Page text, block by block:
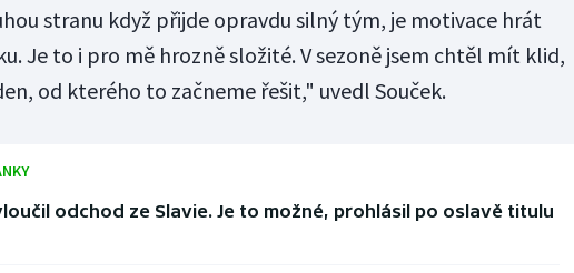
stranu když přijde opravdu silný tým, je motivace hrát
Je to i pro mě hrozně složité. V sezoně jsem chtěl mít klid,
od kterého to začneme řešit," uvedl Souček.
odchod ze Slavie. Je to možné, prohlásil po oslavě titulu